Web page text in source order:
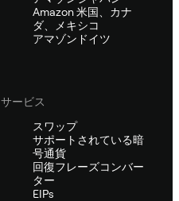
Amazon 米国、カナ
ダ、メキシコ
アマゾンドイツ
サービス
スワップ
サポートされている暗
号通貨
回復フレーズコンバー
ター
EIPs